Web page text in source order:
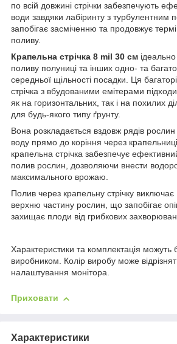
по всій довжині стрічки забезпечують
води завдяки лабіринту з турбулентним
запобігає засміченню та продовжує
поливу.
Крапельна стрічка 8 mil 30 см
поливу полуниці та інших одно- та
середньої щільності посадки. Ця
стрічка з вбудованими емітерами
як на горизонтальних, так і на похилих
для будь-якого типу ґрунту.
Вона розкладається вздовж рядів
воду прямо до коріння через
крапельна стрічка забезпечує
полив рослин, дозволяючи внести
максимального врожаю.
Полив через крапельну стрічку
верхню частину рослин, що запобігає
захищає плоди від грибкових
Характеристики та комплектація можуть
виробником. Колір виробу може
налаштування монітора.
Приховати
Характеристики